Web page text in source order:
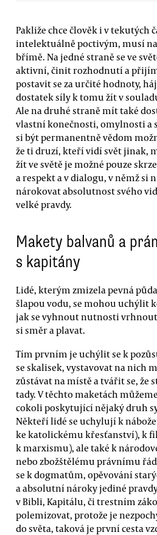
Pakliže chce člověk i v tekutých
intelektuálně poctivým, musí
břímě. Na jedné straně se ve
aktivní, činit rozhodnutí a
postavit se za určité hodnoty,
dostatek síly k tomu žít v
Ale na druhé straně mít také
vlastní konečnosti, omylnosti a
si být permanentně vědom
že ti druzí, kteří vidí svět jinak,
žít ve světě je možné pouze
a respekt a v dialogu, v němž si
nárokovat absolutnost svého
velké pravdy.
Makety balvanů a
s kapitány
Lidé, kterým zmizela pevná
šlapou vodu, se mohou uchýlit
jak se vyhnout nutnosti
si směr a plavat.
Tím prvním je uchýlit se k
se skalisek, vystavovat na nich
zůstávat na místě a tvářit se, že
tady. V těchto maketách
cokoli poskytující nějaký druh
Někteří lidé se uchylují k
ke katolickému křesťanství), k
k marxismu), ale také k
nebo zbožštělému právnímu
se k dogmatům, opěvování
a absolutní nároky jediné
v Bibli, Kapitálu, či trestním
polemizovat, protože je
do světa, taková je první cesta